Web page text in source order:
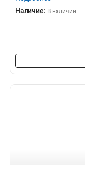
Наличие: В наличии